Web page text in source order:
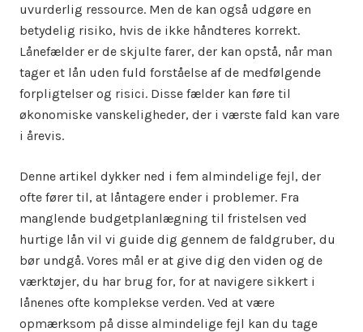
uvurderlig ressource. Men de kan også udgøre en
betydelig risiko, hvis de ikke håndteres korrekt.
Lånefælder er de skjulte farer, der kan opstå, når man
tager et lån uden fuld forståelse af de medfølgende
forpligtelser og risici. Disse fælder kan føre til
økonomiske vanskeligheder, der i værste fald kan vare
i årevis.
Denne artikel dykker ned i fem almindelige fejl, der
ofte fører til, at låntagere ender i problemer. Fra
manglende budgetplanlægning til fristelsen ved
hurtige lån vil vi guide dig gennem de faldgruber, du
bør undgå. Vores mål er at give dig den viden og de
værktøjer, du har brug for, for at navigere sikkert i
lånenes ofte komplekse verden. Ved at være
opmærksom på disse almindelige fejl kan du tage